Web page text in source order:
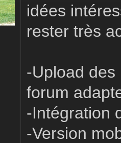
idées
rester très
-Upload
forum
-Intégration
-Version